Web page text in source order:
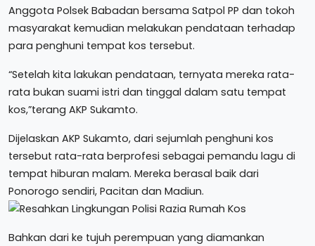
Anggota Polsek Babadan bersama Satpol PP dan tokoh
masyarakat kemudian melakukan pendataan terhadap
para penghuni tempat kos tersebut.
“Setelah kita lakukan pendataan, ternyata mereka rata-
rata bukan suami istri dan tinggal dalam satu tempat
kos,”terang AKP Sukamto.
Dijelaskan AKP Sukamto, dari sejumlah penghuni kos
tersebut rata-rata berprofesi sebagai pemandu lagu di
tempat hiburan malam. Mereka berasal baik dari
Ponorogo sendiri, Pacitan dan Madiun.
Bahkan dari ke tujuh perempuan yang diamankan